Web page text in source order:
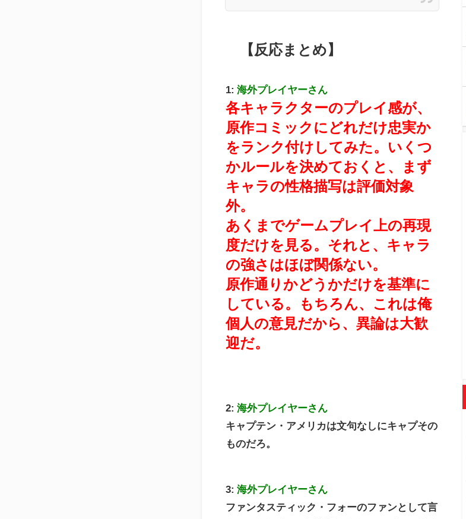
【反応まとめ】
1: 海外プレイヤーさん
各キャラクターのプレイ感が、
原作コミックにどれだけ忠実か
をランク付けしてみた。 いくつ
かルールを決めておくと、まず
キャラの性格描写は評価対象
外。
あくまでゲームプレイ上の再現
度だけを見る。 それと、キャラ
の強さはほぼ関係ない。
原作通りかどうかだけを基準に
している。
もちろん、これは俺
個人の意見だから、異論は大歓
迎だ。
2: 海外プレイヤーさん
キャプテン・アメリカは文句なしにキャプその
ものだろ。
3: 海外プレイヤーさん
ファンタスティック・フォーのファンとして言